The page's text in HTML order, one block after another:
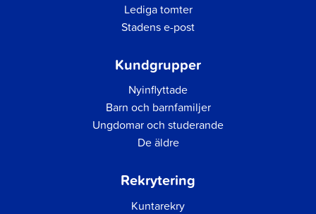
Lediga tomter
Stadens e-post
Kundgrupper
Nyinflyttade
Barn och barnfamiljer
Ungdomar och studerande
De äldre
Rekrytering
Kuntarekry